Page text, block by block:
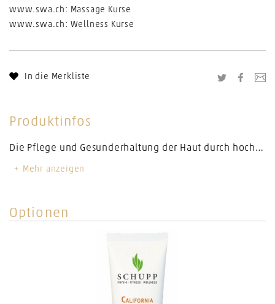
www.swa.ch: Massage Kurse
www.swa.ch: Wellness Kurse
In die Merkliste Twitter
Produktinfos
Die Pflege und Gesunderhaltung der Haut durch hochwertige, feuchtigkeitsspendende und rückfettende Inhaltsstoffe steht bei den Schupp-Duschpräparaten im Vordergrund. Alle Duschgele sind auch als Shampoo oder als Schaumbad bestens geeignet. In der praktischen und handlichen Tube als ständiger Begleiter, ob beim Sport oder auf Reisen. Ein einzigartiger Duft – feminin, blumig und doch frisch. Für ein wohlfühlendes Duscherlebnis!
150 ml
Mehr anzeigen
Optionen